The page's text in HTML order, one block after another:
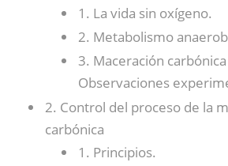
1. La vida sin oxígeno.
2. Metabolismo
3. Maceración
Observaciones
2. Control del proceso de la
carbónica
1. Principios.